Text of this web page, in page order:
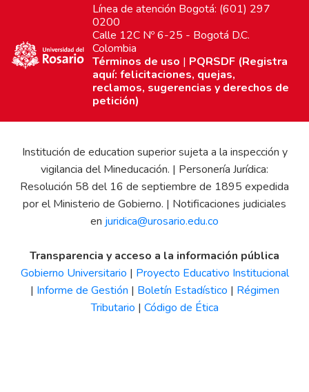
Línea de atención Bogotá: (601) 297
0200
Calle 12C Nº 6-25 - Bogotá D.C.
Colombia
Términos de uso | PQRSDF (Registra
aquí: felicitaciones, quejas,
reclamos, sugerencias y derechos de
petición)
Institución de education superior sujeta a la inspección y
vigilancia del Mineducación. | Personería Jurídica:
Resolución 58 del 16 de septiembre de 1895 expedida
por el Ministerio de Gobierno. | Notificaciones judiciales
en juridica@urosario.edu.co
Transparencia y acceso a la información pública
Gobierno Universitario | Proyecto Educativo Institucional
| Informe de Gestión | Boletín Estadístico | Régimen
Tributario | Código de Ética